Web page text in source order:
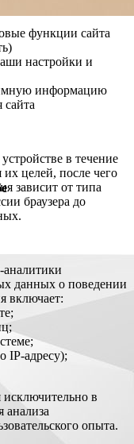
функции сайта
настройки и
информацию
в течение
целей, после чего
зависит от типа
браузера до
аналитики
данных о поведении
включает:
IP-адресу);
в
анализа
опыта.